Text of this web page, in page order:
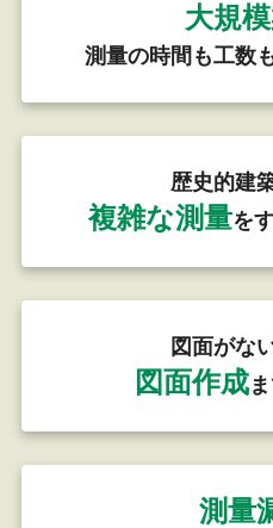
大規
測量の時間も工数
歴史的建
複雑な測量を
図面がな
図面作成
測量